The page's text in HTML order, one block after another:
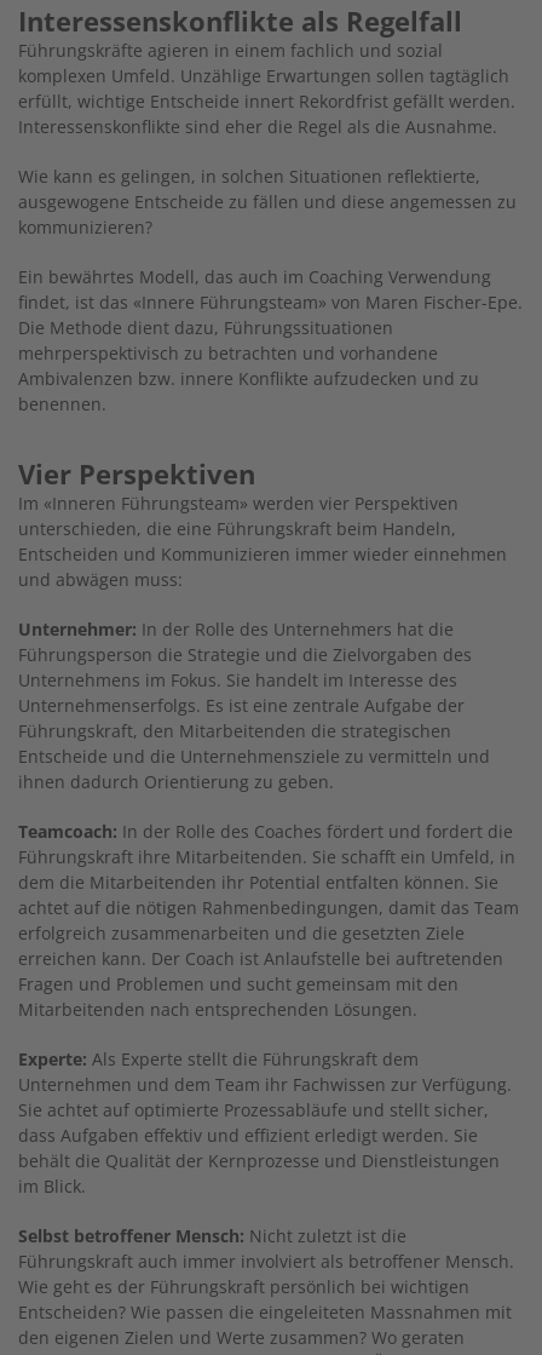
Interessenskonflikte als Regelfall
Führungskräfte agieren in einem fachlich und sozial
komplexen Umfeld. Unzählige Erwartungen sollen tagtäglich
erfüllt, wichtige Entscheide innert Rekordfrist gefällt werden.
Interessenskonflikte sind eher die Regel als die Ausnahme.
Wie kann es gelingen, in solchen Situationen reflektierte,
ausgewogene Entscheide zu fällen und diese angemessen zu
kommunizieren?
Ein bewährtes Modell, das auch im Coaching Verwendung
findet, ist das «Innere Führungsteam» von Maren Fischer-Epe.
Die Methode dient dazu, Führungssituationen
mehrperspektivisch zu betrachten und vorhandene
Ambivalenzen bzw. innere Konflikte aufzudecken und zu
benennen.
Vier Perspektiven
Im «Inneren Führungsteam» werden vier Perspektiven
unterschieden, die eine Führungskraft beim Handeln,
Entscheiden und Kommunizieren immer wieder einnehmen
und abwägen muss:
Unternehmer: In der Rolle des Unternehmers hat die
Führungsperson die Strategie und die Zielvorgaben des
Unternehmens im Fokus. Sie handelt im Interesse des
Unternehmenserfolgs. Es ist eine zentrale Aufgabe der
Führungskraft, den Mitarbeitenden die strategischen
Entscheide und die Unternehmensziele zu vermitteln und
ihnen dadurch Orientierung zu geben.
Teamcoach: In der Rolle des Coaches fördert und fordert die
Führungskraft ihre Mitarbeitenden. Sie schafft ein Umfeld, in
dem die Mitarbeitenden ihr Potential entfalten können. Sie
achtet auf die nötigen Rahmenbedingungen, damit das Team
erfolgreich zusammenarbeiten und die gesetzten Ziele
erreichen kann. Der Coach ist Anlaufstelle bei auftretenden
Fragen und Problemen und sucht gemeinsam mit den
Mitarbeitenden nach entsprechenden Lösungen.
Experte: Als Experte stellt die Führungskraft dem
Unternehmen und dem Team ihr Fachwissen zur Verfügung.
Sie achtet auf optimierte Prozessabläufe und stellt sicher,
dass Aufgaben effektiv und effizient erledigt werden. Sie
behält die Qualität der Kernprozesse und Dienstleistungen
im Blick.
Selbst betroffener Mensch: Nicht zuletzt ist die
Führungskraft auch immer involviert als betroffener Mensch.
Wie geht es der Führungskraft persönlich bei wichtigen
Entscheiden? Wie passen die eingeleiteten Massnahmen mit
den eigenen Zielen und Werte zusammen? Wo geraten